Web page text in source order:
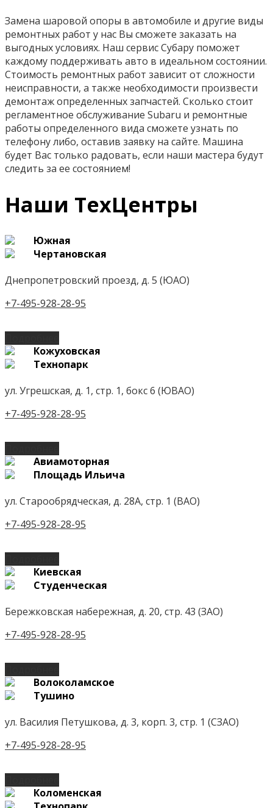
Замена шаровой опоры в автомобиле и другие виды
ремонтных работ у нас Вы сможете заказать на
выгодных условиях. Наш сервис Субару поможет
каждому поддерживать авто в идеальном состоянии.
Стоимость ремонтных работ зависит от сложности
неисправности, а также необходимости произвести
демонтаж определенных запчастей. Сколько стоит
регламентное обслуживание Subaru и ремонтные
работы определенного вида сможете узнать по
телефону либо, оставив заявку на сайте. Машина
будет Вас только радовать, если наши мастера будут
следить за ее состоянием!
Наши ТехЦентры
Южная
Чертановская
Днепропетровский проезд, д. 5 (ЮАО)
+7-495-928-28-95
Кожуховская
Технопарк
ул. Угрешская, д. 1, стр. 1, бокс 6 (ЮВАО)
+7-495-928-28-95
Авиамоторная
Площадь Ильича
ул. Старообрядческая, д. 28А, стр. 1 (ВАО)
+7-495-928-28-95
Киевская
Студенческая
Бережковская набережная, д. 20, стр. 43 (ЗАО)
+7-495-928-28-95
Волоколамское
Тушино
ул. Василия Петушкова, д. 3, корп. 3, стр. 1 (СЗАО)
+7-495-928-28-95
Коломенская